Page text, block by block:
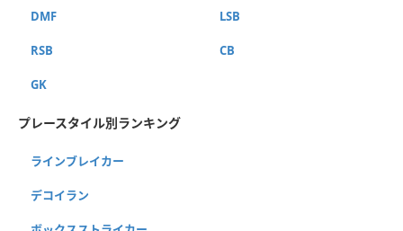
DMF LSB
RSB CB
GK
プレースタイル別ランキング
ラインブレイカー
デコイラン